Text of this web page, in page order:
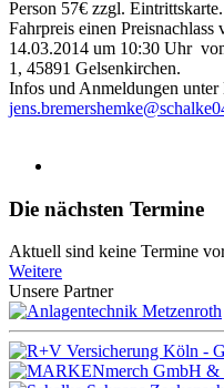
Person 57€ zzgl.
Fahrpreis einen
14.03.2014 um 10:30 Uhr
1, 45891 Gelsenkirchen.
Infos und Anmeldungen
Die nächsten Termine
Aktuell sind keine Termine
Weitere
Unsere Partner